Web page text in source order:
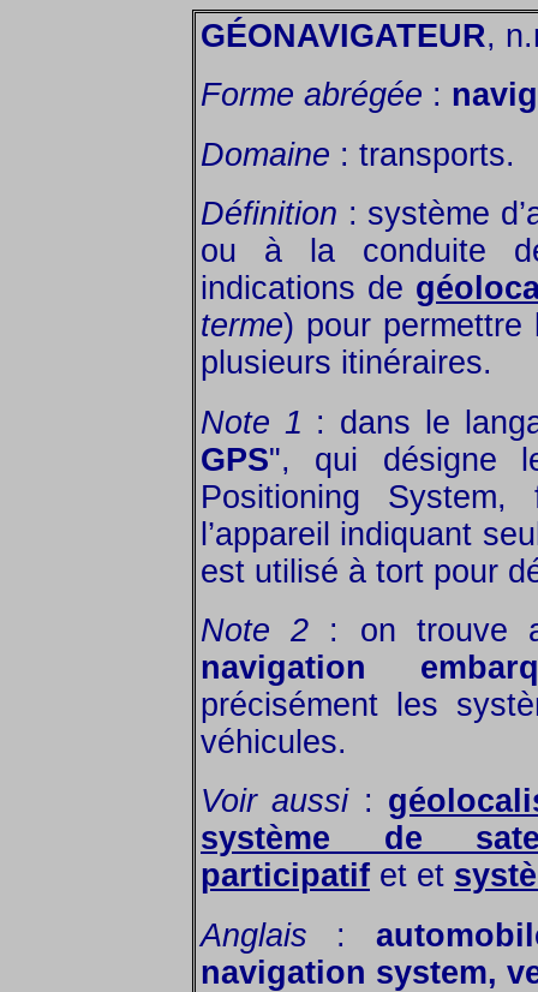
GÉONAVIGATEUR,
Forme abrégée :
Domaine : transports.
Définition : système
ou à la conduite
indications de
terme) pour permettre
plusieurs itinéraires.
Note 1 : dans le
GPS", qui désigne
Positioning
l’appareil indiquant
est utilisé à tort pour
Note 2 : on trouve
navigation
précisément les
véhicules.
Voir aussi:
système de
participatif et et
Anglais :
navigation system,